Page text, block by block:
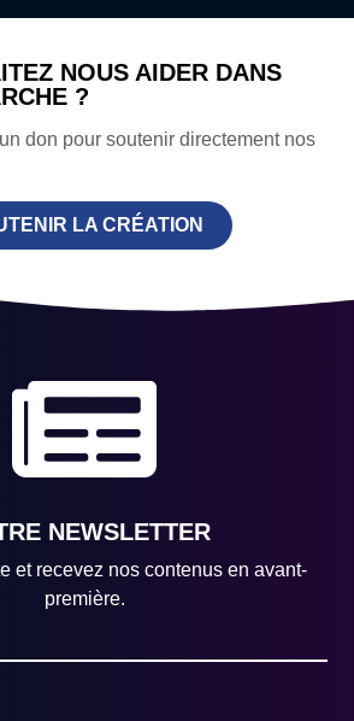
NOUS AIDER DANS
?
don pour soutenir directement nos
LA CRÉATION
NEWSLETTER
et recevez nos contenus en avant-
première.